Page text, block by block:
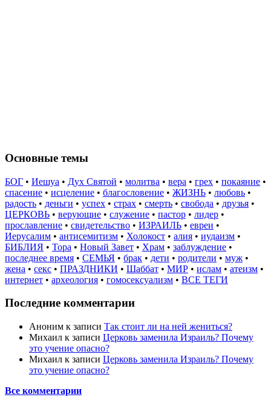
Основные темы
БОГ • Иешуа • Дух Святой • молитва • вера • грех • покаяние •
спасение • исцеление • благословение • ЖИЗНЬ • любовь •
радость • деньги • успех • страх • смерть • свобода • друзья •
ЦЕРКОВЬ • верующие • служение • пастор • лидер •
прославление • свидетельство • ИЗРАИЛЬ • евреи •
Иерусалим • антисемитизм • Холокост • алия • иудаизм •
БИБЛИЯ • Тора • Новый Завет • Храм • заблуждение •
последнее время • СЕМЬЯ • брак • дети • родители • муж •
жена • секс • ПРАЗДНИКИ • Шаббат • МИР • ислам • атеизм •
интернет • археология • гомосексуализм • ВСЕ ТЕГИ
Последние комментарии
Аноним к записи Так стоит ли на ней жениться?
Михаил к записи Церковь заменила Израиль? Почему
это учение опасно?
Михаил к записи Церковь заменила Израиль? Почему
это учение опасно?
Все комментарии